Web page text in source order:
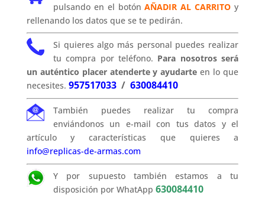
pulsando en el botónAÑADIR AL CARRITO y
rellenando los datos que se te pedirán.
Si quieres algo más personal puedes realizar
tu compra por teléfono. Para nosotros será
un auténtico placer atenderte y ayudarte en lo que
necesites. 957517033/ 630084410
También puedes realizar tu compra
enviándonos un e-mail con tus datos y el
artículo y características que quieres a
info@replicas-de-armas.com
Y por supuesto también estamos a tu
disposición por WhatApp 630084410